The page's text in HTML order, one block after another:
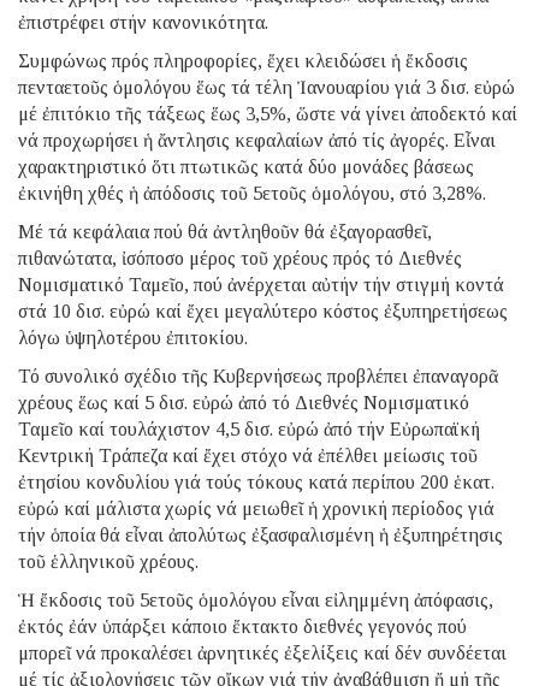
ἐπιστρέφει στήν κανονικότητα.
Συμφώνως πρός πληροφορίες, ἔχει κλειδώσει ἡ ἔκδοσις
πενταετοῦς ὁμολόγου ἕως τά τέλη Ἰανουαρίου γιά 3 δισ. εὐρώ
μέ ἐπιτόκιο τῆς τάξεως ἕως 3,5%, ὥστε νά γίνει ἀποδεκτό καί
νά προχωρήσει ἡ ἄντλησις κεφαλαίων ἀπό τίς ἀγορές. Εἶναι
χαρακτηριστικό ὅτι πτωτικῶς κατά δύο μονάδες βάσεως
ἐκινήθη χθές ἡ ἀπόδοσις τοῦ 5ετοῦς ὁμολόγου, στό 3,28%.
Μέ τά κεφάλαια πού θά ἀντληθοῦν θά ἐξαγορασθεῖ,
πιθανώτατα, ἰσόποσο μέρος τοῦ χρέους πρός τό Διεθνές
Νομισματικό Ταμεῖο, πού ἀνέρχεται αὐτήν τήν στιγμή κοντά
στά 10 δισ. εὐρώ καί ἔχει μεγαλύτερο κόστος ἐξυπηρετήσεως
λόγω ὑψηλοτέρου ἐπιτοκίου.
Τό συνολικό σχέδιο τῆς Κυβερνήσεως προβλέπει ἐπαναγορᾶ
χρέους ἕως καί 5 δισ. εὐρώ ἀπό τό Διεθνές Νομισματικό
Ταμεῖο καί τουλάχιστον 4,5 δισ. εὐρώ ἀπό τήν Εὐρωπαϊκή
Κεντρική Τράπεζα καί ἔχει στόχο νά ἐπέλθει μείωσις τοῦ
ἐτησίου κονδυλίου γιά τούς τόκους κατά περίπου 200 ἑκατ.
εὐρώ καί μάλιστα χωρίς νά μειωθεῖ ἡ χρονική περίοδος γιά
τήν ὁποία θά εἶναι ἀπολύτως ἐξασφαλισμένη ἡ ἐξυπηρέτησις
τοῦ ἑλληνικοῦ χρέους.
Ἡ ἔκδοσις τοῦ 5ετοῦς ὁμολόγου εἶναι εἰλημμένη ἀπόφασις,
ἐκτός ἐάν ὑπάρξει κάποιο ἔκτακτο διεθνές γεγονός πού
μπορεῖ νά προκαλέσει ἀρνητικές ἐξελίξεις καί δέν συνδέεται
μέ τίς ἀξιολογήσεις τῶν οἴκων γιά τήν ἀναβάθμιση ἤ μή τῆς